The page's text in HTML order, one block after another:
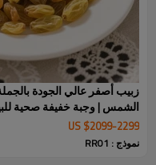
زبيب سلطانة أحمر
زبيب أصفر عالي الجودة
الشمس | وجبة خفيفة صحية
US $2099-2299
نموذج : RR01